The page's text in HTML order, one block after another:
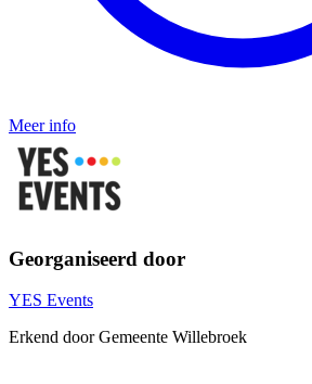
Meer info
Georganiseerd door
YES Events
Erkend door Gemeente Willebroek